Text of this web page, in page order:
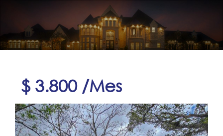
$ 3.800 /Mes